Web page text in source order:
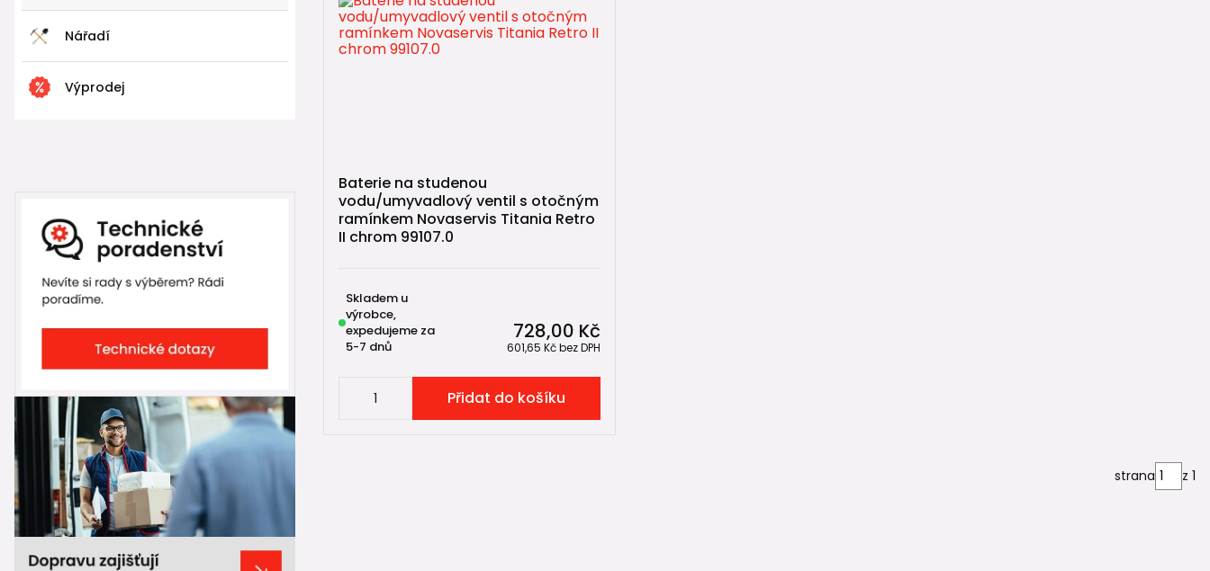
Nářadí
Výprodej
Baterie na studenou
vodu/umyvadlový ventil s otočným
ramínkem Novaservis Titania Retro
II chrom 99107.0
728,00 Kč
601,65 Kčbez DPH
Skladem u
výrobce,
expedujeme za
5-7 dnů
Přidat do košíku
strana z 1